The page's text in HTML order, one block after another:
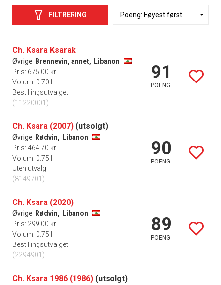
FILTRERING
Ch. Ksara Ksarak
Øvrige Brennevin, annet, Libanon
Pris: 675.00 kr
Volum: 0.70 l
Bestillingsutvalget
(11220001)
91
POENG
Ch. Ksara (2007) (utsolgt)
Øvrige Rødvin, Libanon
Pris: 464.70 kr
Volum: 0.75 l
Uten utvalg
(8149701)
90
POENG
Ch. Ksara (2020)
Øvrige Rødvin, Libanon
Pris: 299.00 kr
Volum: 0.75 l
Bestillingsutvalget
(2294901)
89
POENG
Ch. Ksara 1986 (1986) (utsolgt)